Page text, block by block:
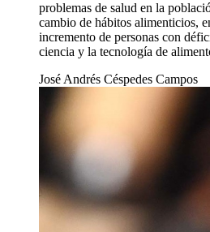
problemas de salud en la
cambio de hábitos alimenticios,
incremento de personas con
ciencia y la tecnología de
José Andrés Céspedes Campos